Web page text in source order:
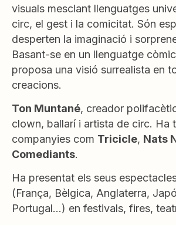
visuals mesclant llenguatges
circ, el gest i la comicitat. Són
desperten la imaginació i
Basant-se en un llenguatge
proposa una visió surrealista en
creacions.
Ton Muntané, creador
clown, ballarí i artista de circ. Ha
companyies com Tricicle, Nats
Comediants.
Ha presentat els seus
(França, Bèlgica, Anglaterra,
Portugal…) en festivals, fires,